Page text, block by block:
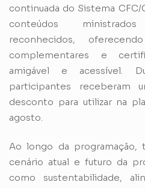
continuada do Sistema CFC/
conteúdos
reconhecidos,
complementares e
amigável e acessível.
participantes receberam
desconto para utilizar na
agosto.
Ao longo da programação,
cenário atual e futuro da
como sustentabilidade,